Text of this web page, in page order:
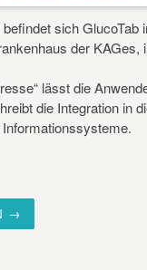
sich GlucoTab
der KAGes,
lässt die
die Integration in
→